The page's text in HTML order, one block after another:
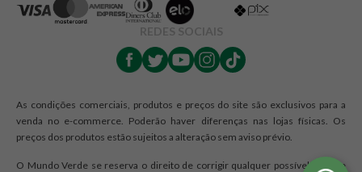
Escrever avaliaçãoREDES SOCIAIS
As condições comerciais, produtos e preços do site são exclusivos para a
venda no e-commerce. Poderão haver diferenças nas lojas físicas. Os
preços dos produtos estão sujeitos a alteração sem aviso prévio.
O Mundo Verde se reserva o direito de corrigir qualquer possível erro de